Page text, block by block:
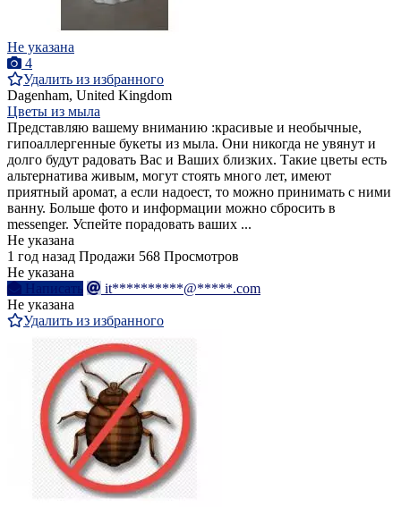
Не указана
4
Удалить из избранного
Dagenham, United Kingdom
Цветы из мыла
Представляю вашему вниманию :красивые и необычные,
гипоаллергенные букеты из мыла. Они никогда не увянут и
долго будут радовать Вас и Ваших близких. Такие цветы есть
альтернатива живым, могут стоять много лет, имеют
приятный аромат, а если надоест, то можно принимать с ними
ванну. Больше фото и информации можно сбросить в
messenger. Успейте порадовать ваших ...
Не указана
1 год назад Продажи 568 Просмотров
Не указана
Написать
it**********@*****.com
Не указана
Удалить из избранного